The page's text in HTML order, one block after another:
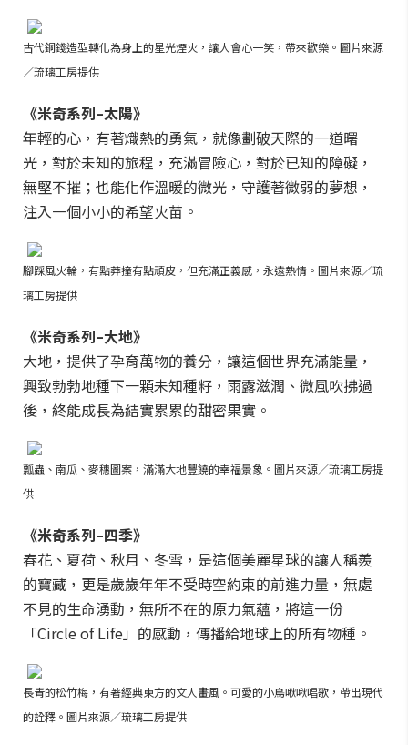
古代銅錢造型轉化為身上的星光煙火，讓人會心一笑，帶來歡樂。圖片來源
／琉璃工房提供
《米奇系列–太陽》
年輕的心，有著熾熱的勇氣，就像劃破天際的一道曙
光，對於未知的旅程，充滿冒險心，對於已知的障礙，
無堅不摧；也能化作溫暖的微光，守護著微弱的夢想，
注入一個小小的希望火苗。
腳踩風火輪，有點莽撞有點頑皮，但充滿正義感，永遠熱情。圖片來源／琉
璃工房提供
《米奇系列–大地》
大地，提供了孕育萬物的養分，讓這個世界充滿能量，
興致勃勃地種下一顆未知種籽，雨露滋潤、微風吹拂過
後，終能成長為結實累累的甜密果實。
瓢蟲、南瓜、麥穗圖案，滿滿大地豐饒的幸福景象。圖片來源／琉璃工房提
供
《米奇系列–四季》
春花、夏荷、秋月、冬雪，是這個美麗星球的讓人稱羨
的寶藏，更是歲歲年年不受時空約束的前進力量，無處
不見的生命湧動，無所不在的原力氣蘊，將這一份
「Circle of Life」的感動，傳播給地球上的所有物種。
長青的松竹梅，有著經典東方的文人畫風。可愛的小鳥啾啾唱歌，帶出現代
的詮釋。圖片來源／琉璃工房提供